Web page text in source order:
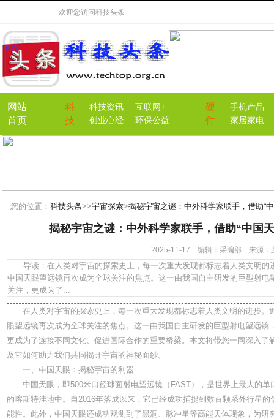
欢迎您访问科技头条
网站
首页
科
技
科技资讯
互联网+
创业心经
环保公益
硬
件
手机产品
家居家电
您的位置： 科技头条>>宇宙探索>揭秘宇宙之谜：中外科学家联手，借助“
揭秘宇宙之谜：中外科学家联手，借助“中国
2025-11-17 编辑：采编部 来源
导读：在人类对宇宙的探索史上，每一次重大发现都标志着人类文明的
中国天眼望远镜再次成为全球关注的焦点。这一由我国自主研发的巨型射
关注，更成为了...
在人类对宇宙的探索史上，每一次重大发现都标志着人类文明的进步。
眼望远镜再次成为全球关注的焦点。这一由我国自主研发的巨型射电望远镜
更成为了连接不同文化、促进国际合作的重要桥梁。本文将带您一同深入了
及它如何助力我们共同揭开宇宙的神秘面纱。
一、中国天眼：揭秘宇宙的利器
中国天眼，即500米口径球面射电望远镜（FAST），是世界上最大的
的喀斯特洼地中。自2016年落成以来，它已经成功捕捉到数百颗系外行星
能性。此外，中国天眼还成功观测到了黑洞、脉冲星等高能天体现象，为研